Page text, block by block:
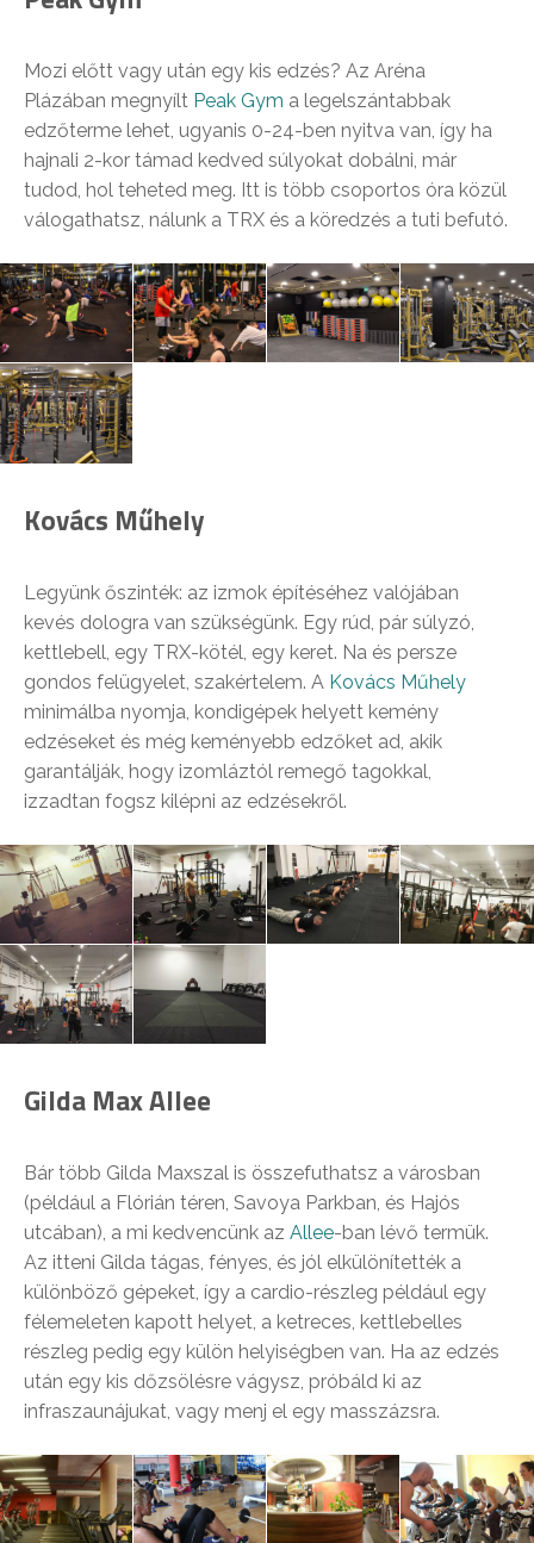
Mozi előtt vagy után egy kis edzés? Az Aréna
Plázában megnyílt Peak Gym a legelszántabbak
edzőterme lehet, ugyanis 0-24-ben nyitva van, így ha
hajnali 2-kor támad kedved súlyokat dobálni, már
tudod, hol teheted meg. Itt is több csoportos óra közül
válogathatsz, nálunk a TRX és a köredzés a tuti befutó.
Kovács Műhely
Legyünk őszinték: az izmok építéséhez valójában
kevés dologra van szükségünk. Egy rúd, pár súlyzó,
kettlebell, egy TRX-kötél, egy keret. Na és persze
gondos felügyelet, szakértelem. A Kovács Műhely
minimálba nyomja, kondigépek helyett kemény
edzéseket és még keményebb edzőket ad, akik
garantálják, hogy izomláztól remegő tagokkal,
izzadtan fogsz kilépni az edzésekről.
Gilda Max Allee
Bár több Gilda Maxszal is összefuthatsz a városban
(például a Flórián téren, Savoya Parkban, és Hajós
utcában), a mi kedvencünk az Allee-ban lévő termük.
Az itteni Gilda tágas, fényes, és jól elkülönítették a
különböző gépeket, így a cardio-részleg például egy
félemeleten kapott helyet, a ketreces, kettlebelles
részleg pedig egy külön helyiségben van. Ha az edzés
után egy kis dőzsölésre vágysz, próbáld ki az
infraszaunájukat, vagy menj el egy masszázsra.